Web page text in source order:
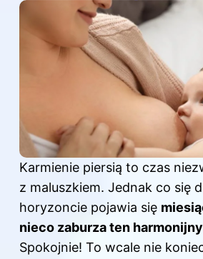
Karmienie piersią to czas
z maluszkiem. Jednak co się
horyzoncie pojawia się
nieco zaburza ten
Spokojnie! To wcale nie